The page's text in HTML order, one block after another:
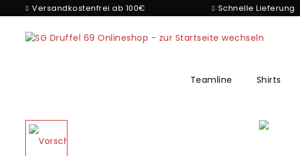
Versandkostenfrei ab 100€ Schnelle Lieferung
Teamline Shirts